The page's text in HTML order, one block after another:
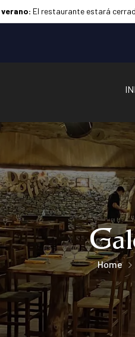
El restaurante estará
Home